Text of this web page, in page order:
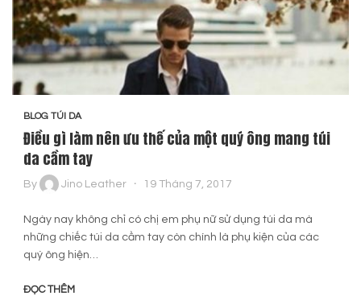
BLOG TÚI DA
Điều gì làm nên ưu thế của một quý ông mang túi
da cầm tay
By Jino Leather 19 Tháng 7, 2017
Ngày nay không chỉ có chị em phụ nữ sử dụng túi da mà
những chiếc túi da cầm tay còn chính là phụ kiện của các
quý ông hiện…
ĐỌC THÊM